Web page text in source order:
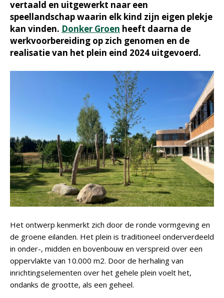
vertaald en uitgewerkt naar een
speellandschap waarin elk kind zijn eigen plekje
kan vinden. Donker Groen heeft daarna de
werkvoorbereiding op zich genomen en de
realisatie van het plein eind 2024 uitgevoerd.
Het ontwerp kenmerkt zich door de ronde vormgeving en
de groene eilanden. Het plein is traditioneel onderverdeeld
in onder-, midden en bovenbouw en verspreid over een
oppervlakte van 10.000 m2. Door de herhaling van
inrichtingselementen over het gehele plein voelt het,
ondanks de grootte, als een geheel.